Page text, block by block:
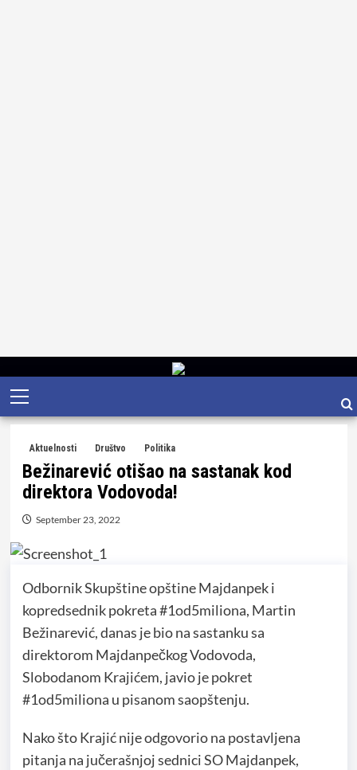
Skip
to
content
Primary
Menu
Aktuelnosti Društvo Politika
Bežinarević otišao na sastanak kod
direktora Vodovoda!
September 23, 2022
Odbornik Skupštine opštine Majdanpek i
kopredsednik pokreta #1od5miliona, Martin
Bežinarević, danas je bio na sastanku sa
direktorom Majdanpečkog Vodovoda,
Slobodanom Krajićem, javio je pokret
#1od5miliona u pisanom saopštenju.
Nako što Krajić nije odgovorio na postavljena
pitanja na jučerašnjoj sednici SO Majdanpek,